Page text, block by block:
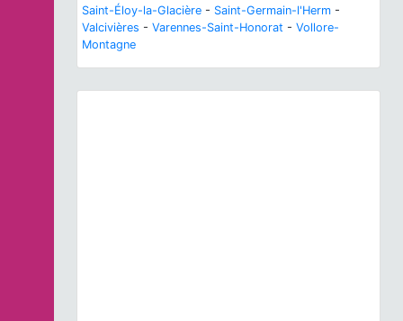
Saint-Éloy-la-Glacière - Saint-Germain-l'Herm -
Valcivières - Varennes-Saint-Honorat - Vollore-
Montagne